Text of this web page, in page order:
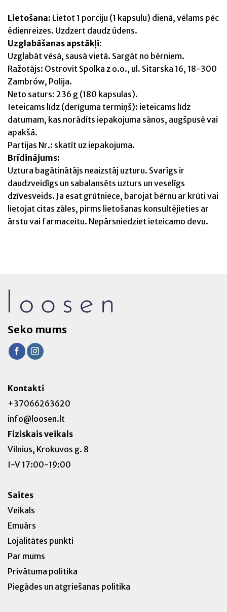
Lietošana: Lietot 1 porciju (1 kapsulu) dienā, vēlams pēc
ēdienreizes. Uzdzert daudz ūdens.
Uzglabāšanas apstākļi:
Uzglabāt vēsā, sausā vietā. Sargāt no bērniem.
Ražotājs: Ostrovit Spolka z o.o., ul. Sitarska 16, 18-300
Zambrów, Polija.
Neto saturs: 236 g (180 kapsulas).
Ieteicams līdz (derīguma termiņš): ieteicams līdz
datumam, kas norādīts iepakojuma sānos, augšpusē vai
apakšā.
Partijas Nr.: skatīt uz iepakojuma.
Brīdinājums:
Uztura bagātinātājs neaizstāj uzturu. Svarīgs ir
daudzveidīgs un sabalansēts uzturs un veselīgs
dzīvesveids. Ja esat grūtniece, barojat bērnu ar krūti vai
lietojat citas zāles, pirms lietošanas konsultējieties ar
ārstu vai farmaceitu. Nepārsniedziet ieteicamo devu.
Seko mums
Kontakti
+37066263620
info@loosen.lt
Fiziskais veikals
Vilnius, Krokuvos g. 8
I-V 17:00-19:00
Saites
Veikals
Emuārs
Lojalitātes punkti
Par mums
Privātuma politika
Piegādes un atgriešanas politika